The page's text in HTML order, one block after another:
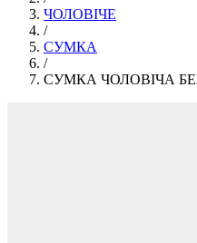
ЧОЛОВІЧЕ
/
СУМКА
/
СУМКА ЧОЛОВІЧА